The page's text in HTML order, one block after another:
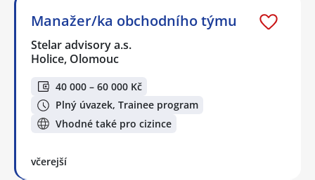
Manažer/ka obchodního týmu
Stelar advisory a.s.
Holice, Olomouc
40 000 – 60 000 Kč
Plný úvazek, Trainee program
Vhodné také pro cizince
včerejší